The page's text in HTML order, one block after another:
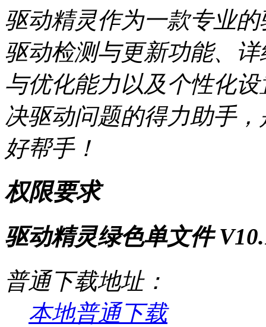
驱动精灵作为一款专业
驱动检测与更新功能、
与优化能力以及个性化
决驱动问题的得力助手
好帮手！
权限要求
驱动精灵绿色单文件
普通下载地址：
本地普通下载